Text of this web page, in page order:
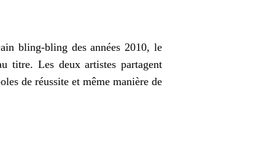
bling-bling des années 2010, le
titre. Les deux artistes partagent
de réussite et même manière de